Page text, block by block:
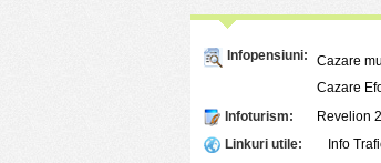
Infopensiuni: Cazare
Cazare
Infoturism:
Revelion
Linkuri utile:
Info